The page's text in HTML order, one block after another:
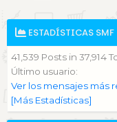
ESTADÍSTICAS SMF
41,539 Posts in 37,914
Último usuario:
Ver los mensajes más
[Más Estadísticas]